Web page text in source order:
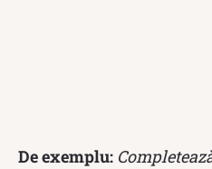
De exemplu: